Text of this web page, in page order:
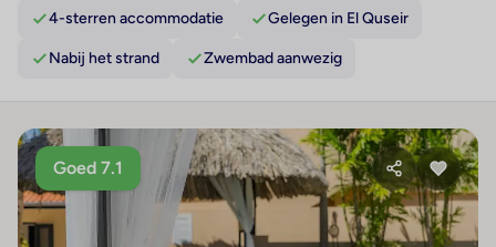
4-sterren accommodatie Gelegen in El Quseir
Nabij het strand Zwembad aanwezig
Goed 7.1